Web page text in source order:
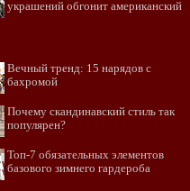
украшений обгонит американский
Вечный тренд: 15 нарядов с
бахромой
Почему скандинавский стиль так
популярен?
Топ-7 обязательных элементов
базового зимнего гардероба